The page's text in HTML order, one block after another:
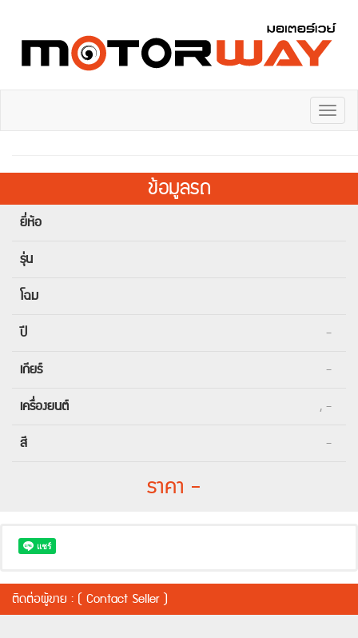
ข้อมูลรถ
ยี่ห้อ
รุ่น
โฉม
ปี
-
เกียร์
-
เครื่องยนต์
, -
สี
-
ราคา -
ติดต่อผู้ขาย : ( Contact Seller )